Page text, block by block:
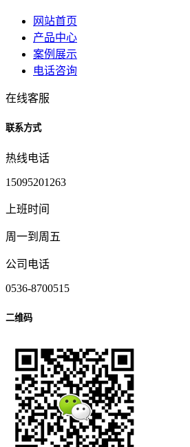
网站首页
产品中心
案例展示
电话咨询
在线客服
联系方式
热线电话
15095201263
上班时间
周一到周五
公司电话
0536-8700515
二维码